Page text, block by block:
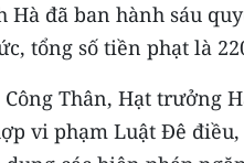
Hà đã ban hành sáu
tổng số tiền phạt là
Công Thân, Hạt trưởng
vi phạm Luật Ðê